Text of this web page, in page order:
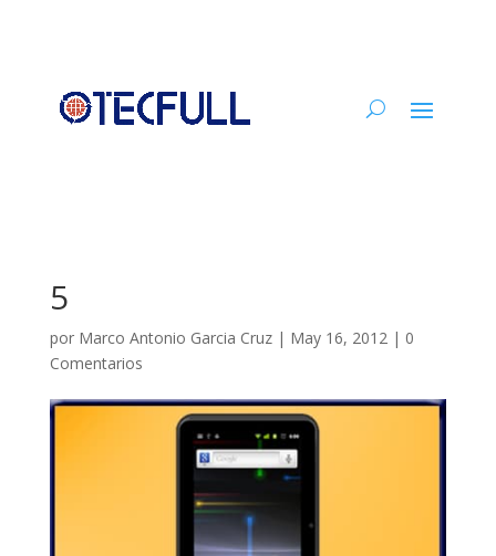
5
por Marco Antonio Garcia Cruz| May 16, 2012| 0
Comentarios